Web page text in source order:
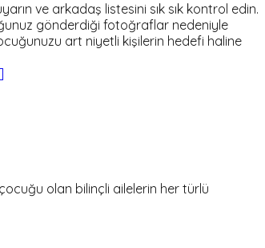
ve arkadaş listesini sık sık kontrol edin.
gönderdiği fotoğraflar nedeniyle
art niyetli kişilerin hedefi haline
olan bilinçli ailelerin her türlü